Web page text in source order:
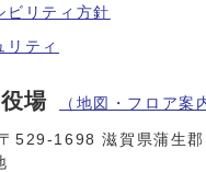
ビリティ方針
リティ
場 （地図・フロア案
529-1698 滋賀県蒲生